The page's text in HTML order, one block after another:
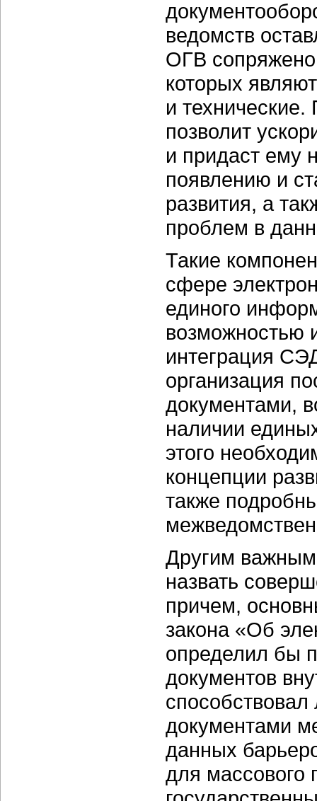
ведомств
ОГВ
которых
и
позволит
и придаст ему
появлению и
развития, а
проблем в
Такие
сфере
единого
возможностью
интеграция
организация
документами,
наличии
этого
концепции
также
Другим важным
назвать
причем,
закона «Об
определил бы
документов
документами
данных
для массового